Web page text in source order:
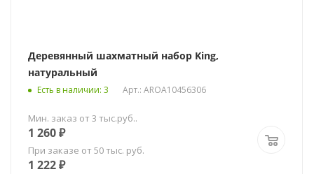
Деревянный шахматный набор King,
натуральный
Есть в наличии: 3 Арт.: AROA10456306
Мин. заказ от 3 тыс.руб..
1 260₽
При заказе от 50 тыс. руб.
1 222₽